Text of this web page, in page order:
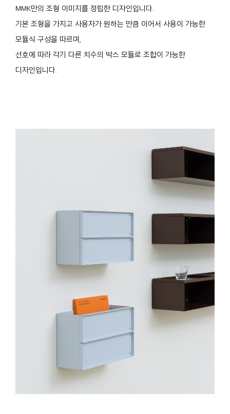
MMK만의 조형 이미지를 정립한 디자인입니다.
기본 조형을 가지고 사용자가 원하는 만큼 이어서 사용이 가능한
모듈식 구성을 따르며,
선호에 따라 각기 다른 치수의 박스 모듈로 조합이 가능한
디자인입니다.